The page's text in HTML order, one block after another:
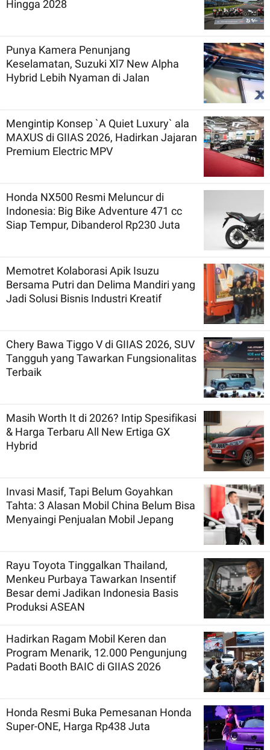
Hingga 2028
Punya Kamera Penunjang
Keselamatan, Suzuki Xl7 New Alpha
Hybrid Lebih Nyaman di Jalan
Mengintip Konsep `A Quiet Luxury` ala
MAXUS di GIIAS 2026, Hadirkan Jajaran
Premium Electric MPV
Honda NX500 Resmi Meluncur di
Indonesia: Big Bike Adventure 471 cc
Siap Tempur, Dibanderol Rp230 Juta
Memotret Kolaborasi Apik Isuzu
Bersama Putri dan Delima Mandiri yang
Jadi Solusi Bisnis Industri Kreatif
Chery Bawa Tiggo V di GIIAS 2026, SUV
Tangguh yang Tawarkan Fungsionalitas
Terbaik
Masih Worth It di 2026? Intip Spesifikasi
& Harga Terbaru All New Ertiga GX
Hybrid
Invasi Masif, Tapi Belum Goyahkan
Tahta: 3 Alasan Mobil China Belum Bisa
Menyaingi Penjualan Mobil Jepang
Rayu Toyota Tinggalkan Thailand,
Menkeu Purbaya Tawarkan Insentif
Besar demi Jadikan Indonesia Basis
Produksi ASEAN
Hadirkan Ragam Mobil Keren dan
Program Menarik, 12.000 Pengunjung
Padati Booth BAIC di GIIAS 2026
Honda Resmi Buka Pemesanan Honda
Super-ONE, Harga Rp438 Juta